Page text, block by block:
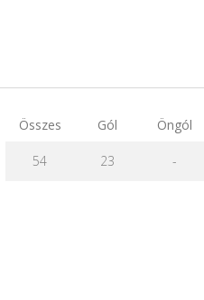
Összes Gól Öngól
54 23 -